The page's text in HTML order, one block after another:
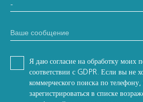
-
Ваше сообщение
Я даю согласие на обработку моих
соответствии с GDPR. Если вы не
коммерческого поиска по
зарегистрироваться в списке